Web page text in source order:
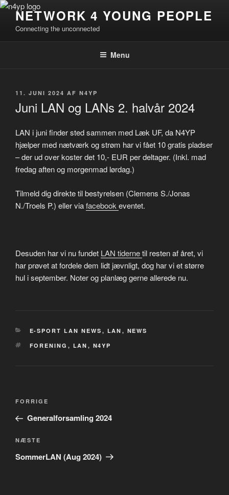
Videre
indhold
NETWORK 4 YOUNG PEOPLE
Connecting the unconnected
Menu
UDGIVET
11. JUNI 2024 AF N4YP
Juni LAN og LANs 2. halvår 2024
LAN i juni finder sted sammen med Læk UF, da N4YP
hjælper med nætværk og strøm har vi fået 10 gratis pladser
– der ud over koster det 10,- EUR per deltager. (Inkl. mad
fredag aften og morgenmad lørdag.)
Tilmeld dig direkte til bestyrelsen (Clemens S./Jonas
N./Troels P.) eller viafacebook eventet.
Desuden har vi nu fundet LAN tidernetil resten af året, vi
har prøvet at fordele dem lidt jævnligt, dog har vi et større
hul i september. Noter og planlæg gerne allerede nu.
KATEGORIER
E-SPORT LAN NEWS , LAN , NEWS
TAGS
FORENING , LAN , N4YP
Indlægsnavigation
Forrige
indlæg
FORRIGE
Generalforsamling 2024
Næste
indlæg
NÆSTE
SommerLAN (Aug 2024)